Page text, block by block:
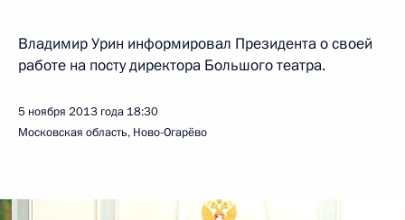
Владимир Урин информировал Президента о своей
работе на посту директора Большого театра.
5 ноября 2013 года 18:30
Московская область, Ново-Огарёво